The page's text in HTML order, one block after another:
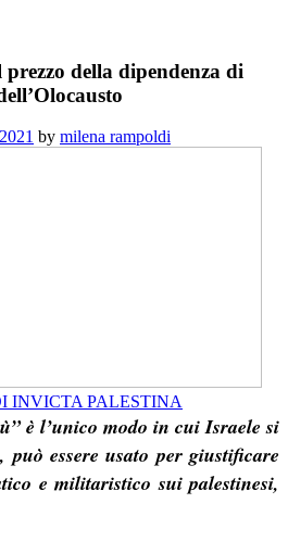
della dipendenza di
by milena rampoldi
INVICTA PALESTINA
è l’unico modo in cui Israele si
può essere usato per giustificare
e militaristico sui palestinesi,